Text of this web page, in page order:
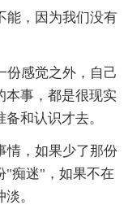
能，因为我们没有
份感觉之外，自己
本事，都是很现实
和认识才去。
情，如果少了那份
"痴迷"，如果不在
。